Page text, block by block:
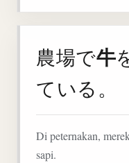
農場で牛
ている。
Di peternakan,
sapi.